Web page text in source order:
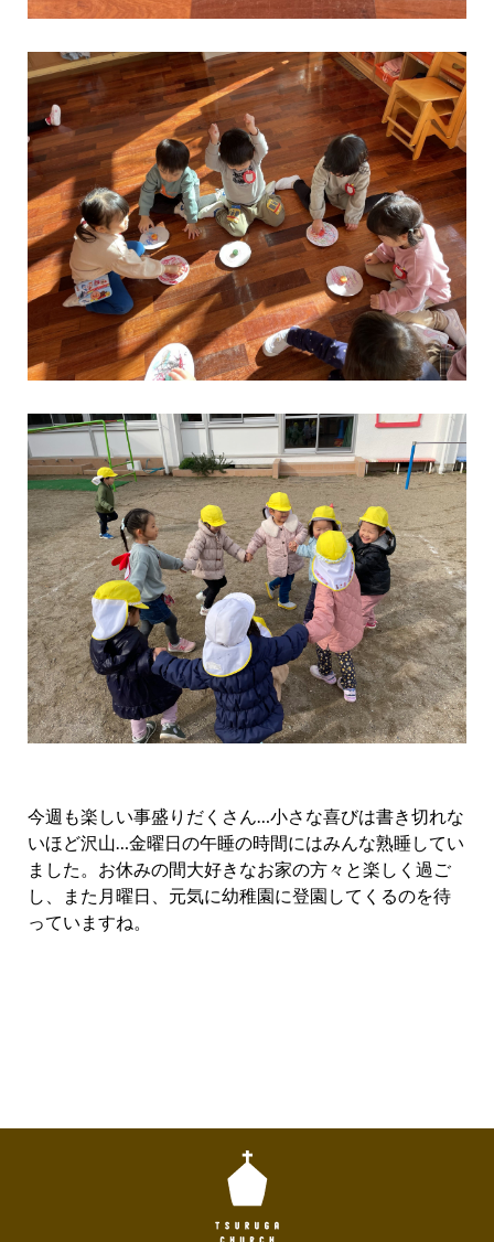
今週も楽しい事盛りだくさん…小さな喜びは書き切れな
いほど沢山…金曜日の午睡の時間にはみんな熟睡してい
ました。お休みの間大好きなお家の方々と楽しく過ご
し、また月曜日、元気に幼稚園に登園してくるのを待
っていますね。